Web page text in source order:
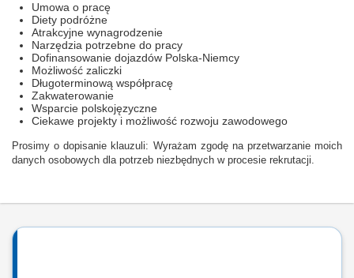
Umowa o pracę
Diety podróżne
Atrakcyjne wynagrodzenie
Narzędzia potrzebne do pracy
Dofinansowanie dojazdów Polska-Niemcy
Możliwość zaliczki
Długoterminową współpracę
Zakwaterowanie
Wsparcie polskojęzyczne
Ciekawe projekty i możliwość rozwoju zawodowego
Prosimy o dopisanie klauzuli: Wyrażam zgodę na przetwarzanie moich
danych osobowych dla potrzeb niezbędnych w procesie rekrutacji.